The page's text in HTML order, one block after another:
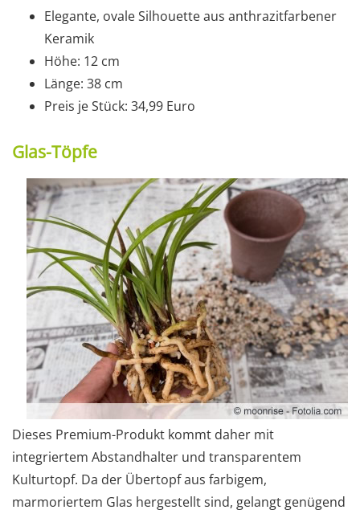
Elegante, ovale Silhouette aus anthrazitfarbener
Keramik
Höhe: 12 cm
Länge: 38 cm
Preis je Stück: 34,99 Euro
Glas-Töpfe
Dieses Premium-Produkt kommt daher mit
integriertem Abstandhalter und transparentem
Kulturtopf. Da der Übertopf aus farbigem,
marmoriertem Glas hergestellt sind, gelangt genügend